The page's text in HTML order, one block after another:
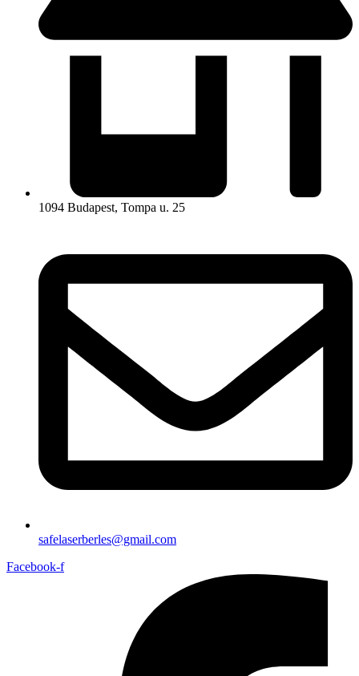
1094 Budapest, Tompa u. 25
safelaserberles@gmail.com
Facebook-f